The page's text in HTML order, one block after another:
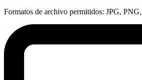
Formatos de archivo permitidos: JPG,